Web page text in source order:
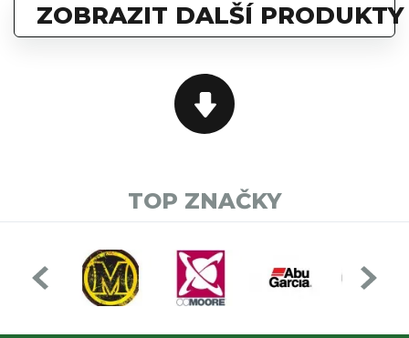
ZOBRAZIT DALŠÍ PRODUKTY
TOP ZNAČKY